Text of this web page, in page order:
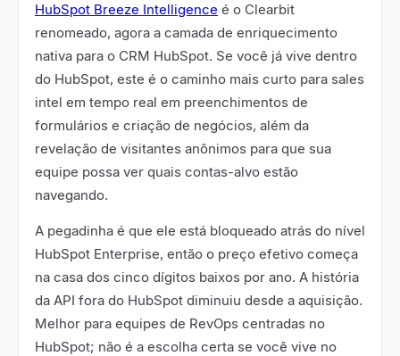
HubSpot Breeze Intelligence é o Clearbit
renomeado, agora a camada de enriquecimento
nativa para o CRM HubSpot. Se você já vive dentro
do HubSpot, este é o caminho mais curto para sales
intel em tempo real em preenchimentos de
formulários e criação de negócios, além da
revelação de visitantes anônimos para que sua
equipe possa ver quais contas-alvo estão
navegando.
A pegadinha é que ele está bloqueado atrás do nível
HubSpot Enterprise, então o preço efetivo começa
na casa dos cinco dígitos baixos por ano. A história
da API fora do HubSpot diminuiu desde a aquisição.
Melhor para equipes de RevOps centradas no
HubSpot; não é a escolha certa se você vive no